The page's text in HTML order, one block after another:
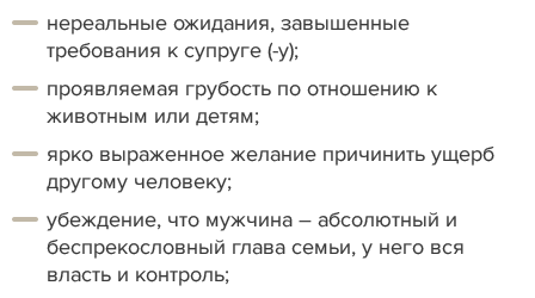
нереальные ожидания, завышенные
требования к супруге (-у);
проявляемая грубость по отношению к
животным или детям;
ярко выраженное желание причинить ущерб
другому человеку;
убеждение, что мужчина – абсолютный и
беспрекословный глава семьи, у него вся
власть и контроль;